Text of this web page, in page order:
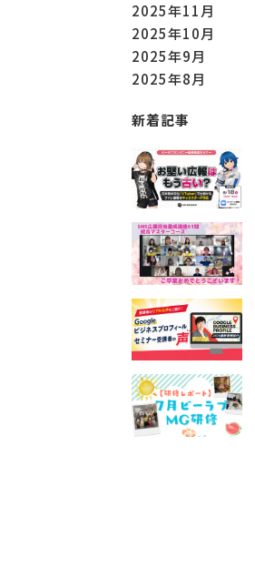
2025年11月
2025年10月
2025年9月
2025年8月
新着記事